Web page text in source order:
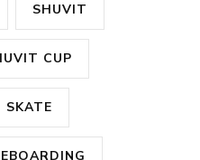
SHUVIT
CUP
SKATE